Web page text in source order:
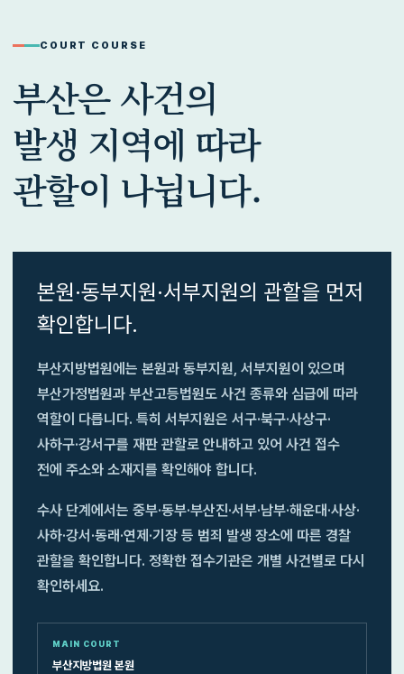
COURT COURSE
부산은 사건의
발생 지역에 따라
관할이 나뉩니다.
본원·동부지원·서부지원의 관할을 먼저
확인합니다.
부산지방법원에는 본원과 동부지원, 서부지원이 있으며
부산가정법원과 부산고등법원도 사건 종류와 심급에 따라
역할이 다릅니다. 특히 서부지원은 서구·북구·사상구·
사하구·강서구를 재판 관할로 안내하고 있어 사건 접수
전에 주소와 소재지를 확인해야 합니다.
수사 단계에서는 중부·동부·부산진·서부·남부·해운대·사상·
사하·강서·동래·연제·기장 등 범죄 발생 장소에 따른 경찰
관할을 확인합니다. 정확한 접수기관은 개별 사건별로 다시
확인하세요.
MAIN COURT
부산지방법원 본원